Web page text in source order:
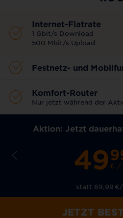
Internet-Flatrate
1 Gbit/s Download
500 Mbit/s Upload
Festnetz- und
Komfort-Router
Nur jetzt während der
Aktion: Jetzt
49 € /
statt 69,99 €
JETZT